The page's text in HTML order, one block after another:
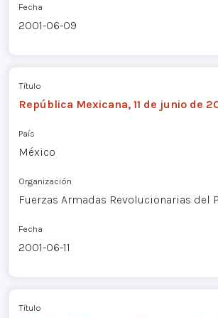
Fecha
2001-06-09
Título
República Mexicana, 11 de junio de
País
México
Organización
Fuerzas Armadas Revolucionarias del
Fecha
2001-06-11
Título